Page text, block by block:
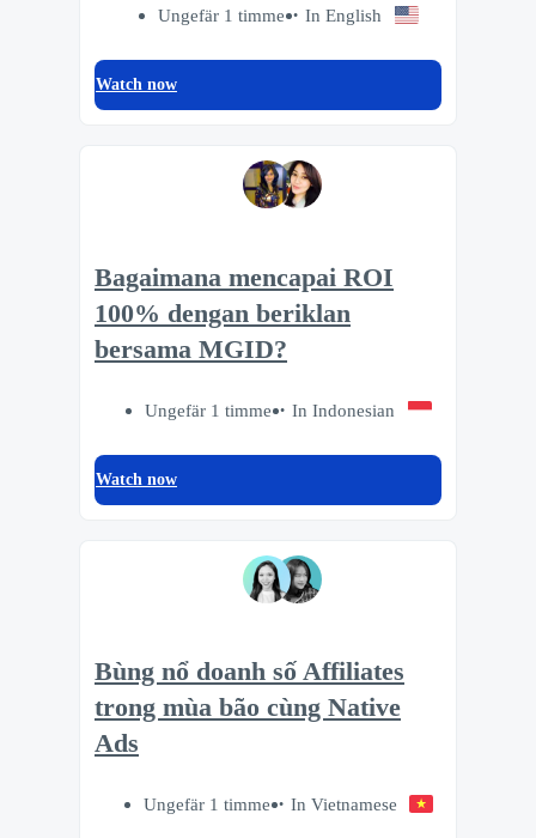
Ungefär 1 timme In English
Watch now
Bagaimana mencapai ROI
100% dengan beriklan
bersama MGID?
Ungefär 1 timme In Indonesian
Watch now
Bùng nổ doanh số Affiliates
trong mùa bão cùng Native
Ads
Ungefär 1 timme In Vietnamese